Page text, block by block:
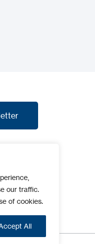
our traffic.
of cookies.
All
de